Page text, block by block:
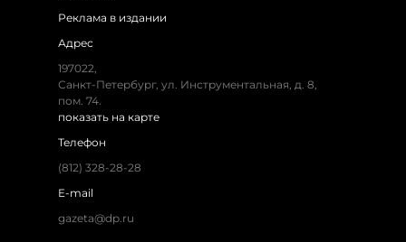
Реклама в издании
Адрес
197022,
Санкт-Петербург, ул. Инструментальная, д. 8,
пом. 74.
показать на карте
Телефон
(812) 328-28-28
E-mail
gazeta@dp.ru